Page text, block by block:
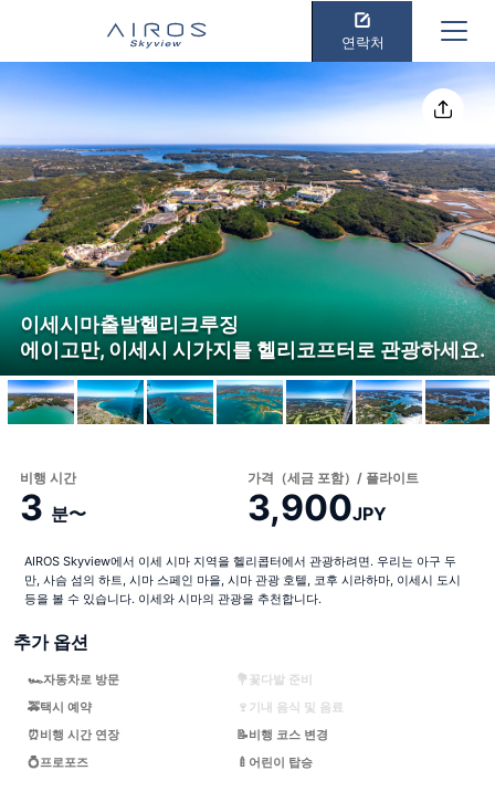
연락처
이세시마출발헬리크루징
에이고만, 이세시 시가지를 헬리코프터로 관광하세요.
비행 시간
3 분〜
가격（세금 포함）/ 플라이트
3,900JPY
AIROS Skyview에서 이세 시마 지역을 헬리콥터에서 관광하려면. 우리는 아구 두
만, 사슴 섬의 하트, 시마 스페인 마을, 시마 관광 호텔, 코후 시라하마, 이세시 도시
등을 볼 수 있습니다. 이세와 시마의 관광을 추천합니다.
추가 옵션
🏎자동차로 방문
💐꽃다발 준비
🚕택시 예약
🍷기내 음식 및 음료
⏰비행 시간 연장
📝비행 코스 변경
💍프로포즈
🍼어린이 탑승